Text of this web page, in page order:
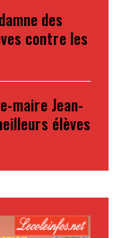
des
contre les
maire Jean-
élèves